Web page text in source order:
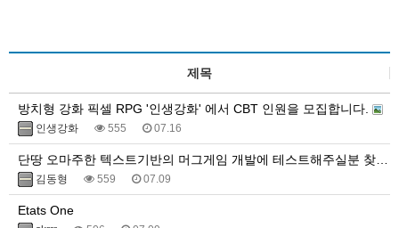
제목
방치형 강화 픽셀 RPG '인생강화' 에서 CBT 인원을 모집합니다.
인생강화 555 07.16
김동형 559 07.09
Etats One